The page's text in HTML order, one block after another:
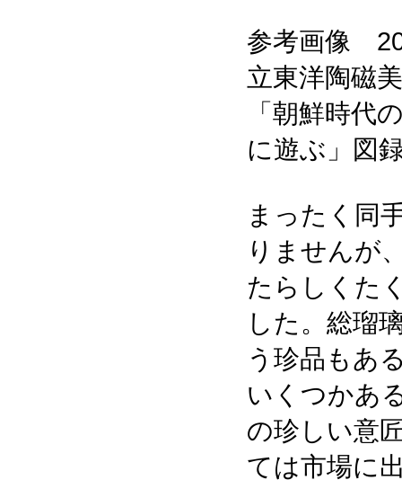
参考画像
立東洋陶磁
「朝鮮時代
に遊ぶ」図
まったく同
りませんが
たらしくた
した。総瑠
う珍品もあ
いくつかあ
の珍しい意
ては市場に